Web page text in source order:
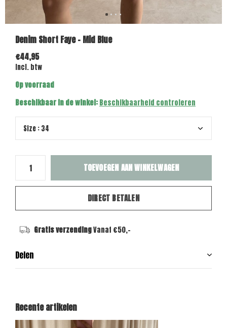
Denim Short Faye - Mid Blue
€44,95
Incl. btw
Op voorraad
Beschikbaar in de winkel:Beschikbaarheid controleren
TOEVOEGEN AAN WINKELWAGEN
DIRECT BETALEN
Gratis verzendingVanaf €50,-
Delen
Recente artikelen